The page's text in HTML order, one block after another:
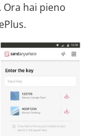
hai pieno